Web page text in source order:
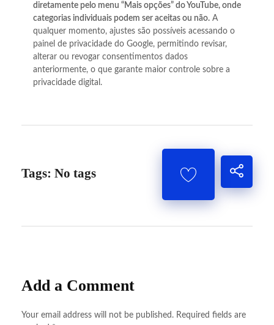
diretamente pelo menu “Mais opções” do YouTube, onde
categorias individuais podem ser aceitas ou não.A
qualquer momento, ajustes são possíveis acessando o
painel de privacidade do Google, permitindo revisar,
alterar ou revogar consentimentos dados
anteriormente, o que garante maior controle sobre a
privacidade digital.
Tags: No tags
Add a Comment
Your email address will not be published. Required fields are